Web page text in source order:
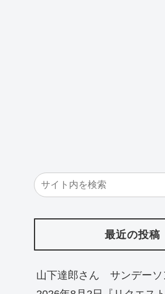
最近の投稿
山下達郎さん サンデーソ